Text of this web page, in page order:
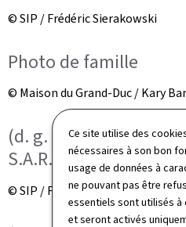
Ce site utilise des
nécessaires à son bon
usage de données à
ne pouvant pas être
essentiels sont utilisés
et seront activés
© SIP / Frédéric Sierakowski
Photo de famille
© Maison du Grand-Duc / Kary
(d. g. à d.) S.A.R. la
S.A.R. le Grand-Duc
© SIP / Frédéric Sierakowski